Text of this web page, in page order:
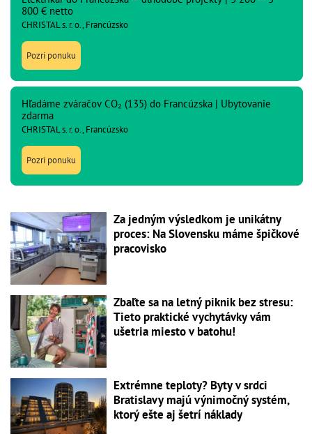
800 € netto
CHRISTAL s. r. o., Francúzsko
Pozri ponuku
Hľadáme zváračov CO₂ (135) do Francúzska | Ubytovanie
zdarma
CHRISTAL s. r. o., Francúzsko
Pozri ponuku
Za jedným výsledkom je unikátny
proces: Na Slovensku máme špičkové
pracovisko
Zbaľte sa na letný piknik bez stresu:
Tieto praktické vychytávky vám
ušetria miesto v batohu!
Extrémne teploty? Byty v srdci
Bratislavy majú výnimočný systém,
ktorý ešte aj šetrí náklady